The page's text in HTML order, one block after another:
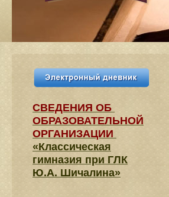
СВЕДЕНИЯ​ ОБ
ОБРАЗОВАТЕЛЬНОЙ
ОРГАНИЗАЦИИ
«Классическая
гимназия при ГЛК
Ю.А. Шичалина»